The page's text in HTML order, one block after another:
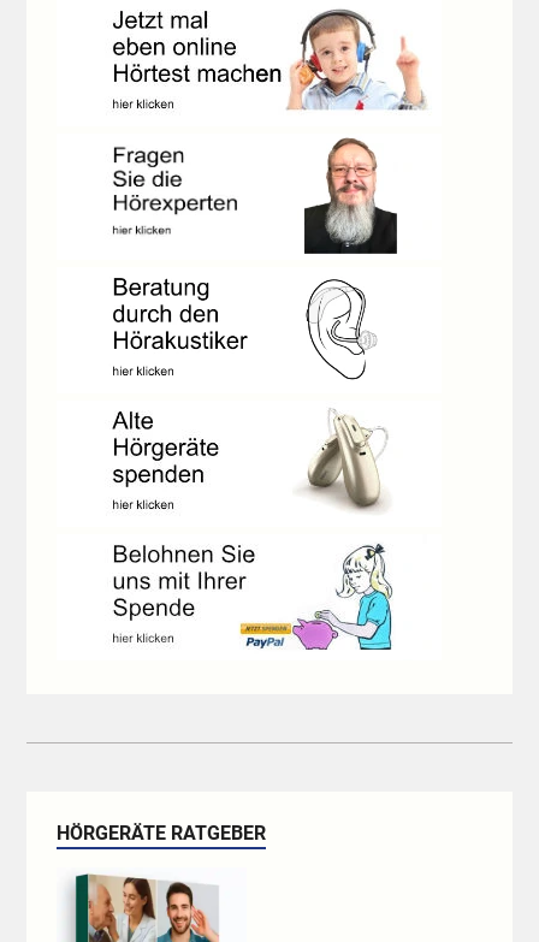
HÖRGERÄTE RATGEBER